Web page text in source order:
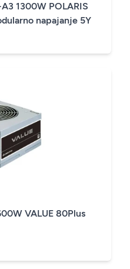
1300W POLARIS
napajanje 5Y
VALUE 80Plus